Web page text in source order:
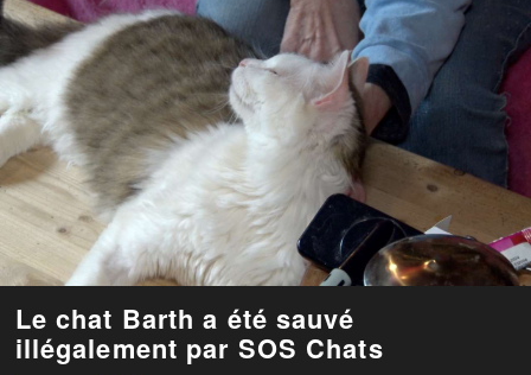
Le chat Barth a été sauvé
illégalement par SOS Chats